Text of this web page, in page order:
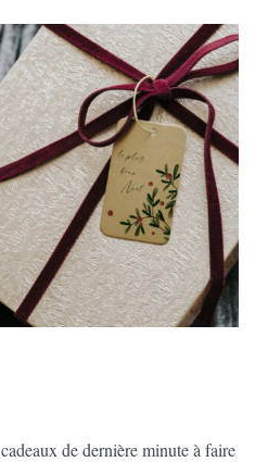
de dernière minute à faire